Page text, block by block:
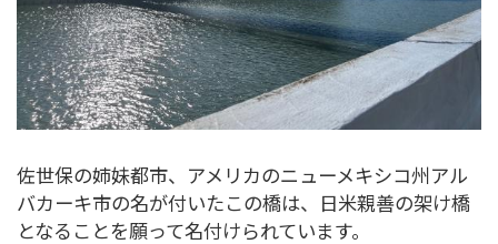
佐世保の姉妹都市、アメリカのニューメキシコ州アル
バカーキ市の名が付いたこの橋は、日米親善の架け橋
となることを願って名付けられています。